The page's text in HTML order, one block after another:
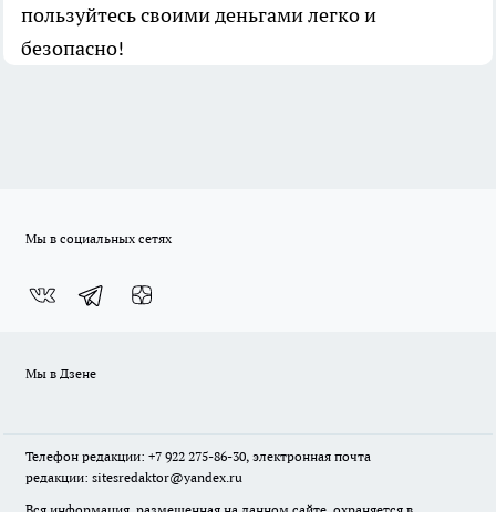
пользуйтесь своими деньгами легко и
безопасно!
Мы в социальных сетях
Мы в Дзене
Телефон редакции: +7 922 275-86-30, электронная почта
редакции: sitesredaktor@yandex.ru